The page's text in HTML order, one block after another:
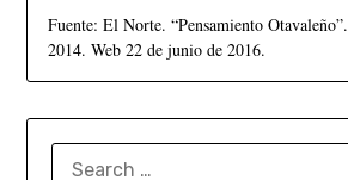
Fuente: El Norte. “Pensamiento Otavaleño”.
2014. Web 22 de junio de 2016.